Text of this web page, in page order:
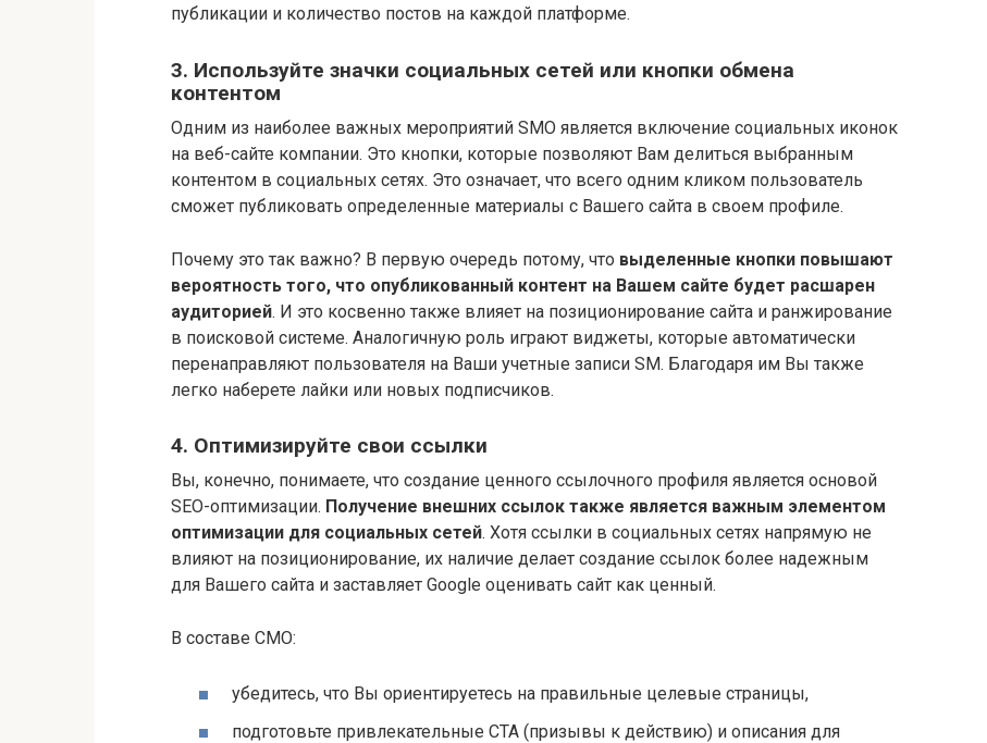
публикации и количество постов на каждой платформе.
3. Используйте значки социальных сетей или кнопки обмена
контентом
Одним из наиболее важных мероприятий SMO является включение социальных иконок
на веб-сайте компании. Это кнопки, которые позволяют Вам делиться выбранным
контентом в социальных сетях. Это означает, что всего одним кликом пользователь
сможет публиковать определенные материалы с Вашего сайта в своем профиле.
Почему это так важно? В первую очередь потому, что выделенные кнопки повышают
вероятность того, что опубликованный контент на Вашем сайте будет расшарен
аудиторией. И это косвенно также влияет на позиционирование сайта и ранжирование
в поисковой системе. Аналогичную роль играют виджеты, которые автоматически
перенаправляют пользователя на Ваши учетные записи SM. Благодаря им Вы также
легко наберете лайки или новых подписчиков.
4. Оптимизируйте свои ссылки
Вы, конечно, понимаете, что создание ценного ссылочного профиля является основой
SEO-оптимизации. Получение внешних ссылок также является важным элементом
оптимизации для социальных сетей. Хотя ссылки в социальных сетях напрямую не
влияют на позиционирование, их наличие делает создание ссылок более надежным
для Вашего сайта и заставляет Google оценивать сайт как ценный.
В составе СМО:
убедитесь, что Вы ориентируетесь на правильные целевые страницы,
подготовьте привлекательные CTA (призывы к действию) и описания для